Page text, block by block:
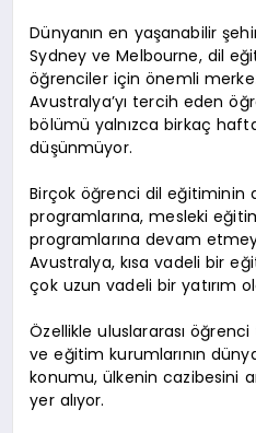
Dünyanın en yaşanabilir
Sydney ve Melbourne, dil
öğrenciler için önemli
Avustralya’yı tercih eden
bölümü yalnızca birkaç
düşünmüyor.
Birçok öğrenci dil eğitiminin
programlarına, mesleki
programlarına devam
Avustralya, kısa vadeli bir
çok uzun vadeli bir yatırım
Özellikle uluslararası
ve eğitim kurumlarının
konumu, ülkenin cazibesini
yer alıyor.